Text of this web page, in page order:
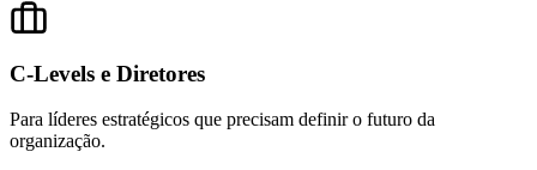
C-Levels e Diretores
Para líderes estratégicos que precisam definir o futuro da
organização.